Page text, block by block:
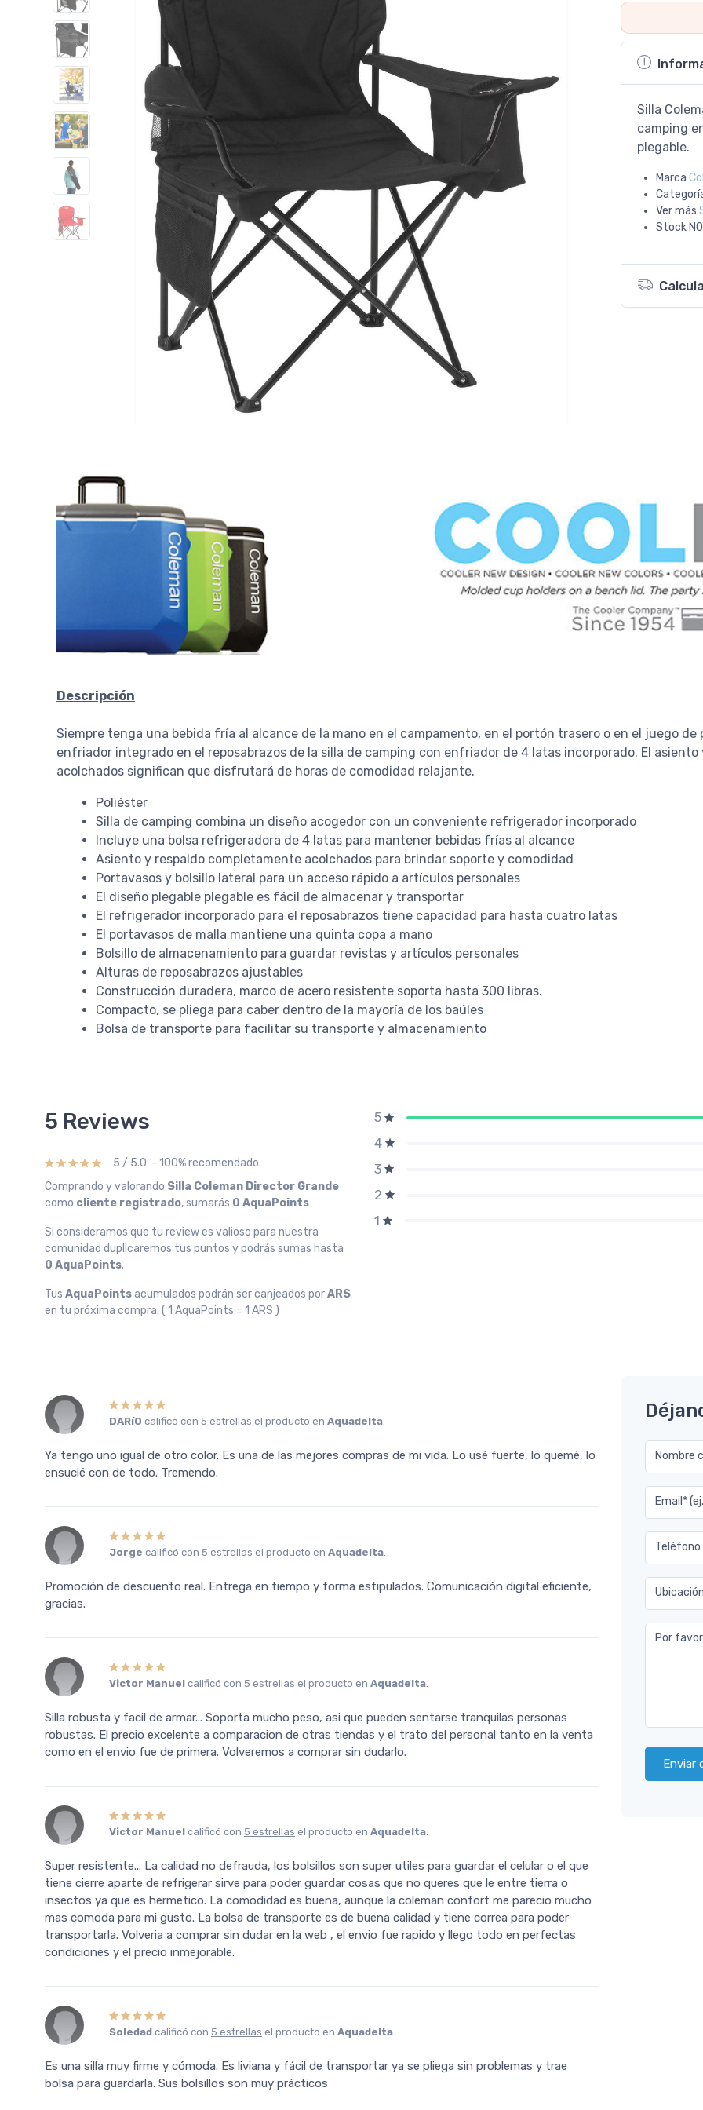
Silla
camping
plegable.
Marca
Ver más
Stock
Descripción
Siempre tenga una bebida fría al alcance de la mano en el campamento, en el portón trasero o en el juego de
enfriador integrado en el reposabrazos de la silla de camping con enfriador de 4 latas incorporado. El
acolchados significan que disfrutará de horas de comodidad relajante.
Poliéster
Silla de camping combina un diseño acogedor con un conveniente refrigerador incorporado
Incluye una bolsa refrigeradora de 4 latas para mantener bebidas frías al alcance
Asiento y respaldo completamente acolchados para brindar soporte y comodidad
Portavasos y bolsillo lateral para un acceso rápido a artículos personales
El diseño plegable plegable es fácil de almacenar y transportar
El refrigerador incorporado para el reposabrazos tiene capacidad para hasta cuatro latas
El portavasos de malla mantiene una quinta copa a mano
Bolsillo de almacenamiento para guardar revistas y artículos personales
Alturas de reposabrazos ajustables
Construcción duradera, marco de acero resistente soporta hasta 300 libras.
Compacto, se pliega para caber dentro de la mayoría de los baúles
Bolsa de transporte para facilitar su transporte y almacenamiento
5 Reviews
5 / 5.0 - 100% recomendado.
Comprando y valorando Silla Coleman Director Grande
como cliente registrado, sumarás 0 AquaPoints
Si consideramos que tu review es valioso para nuestra
comunidad duplicaremos tus puntos y podrás sumas hasta
0 AquaPoints.
Tus AquaPointsacumulados podrán ser canjeados porARS
en tu próxima compra. ( 1 AquaPoints = 1 ARS )
5
4
3
2
1
DARíO calificó con 5 estrellas el producto en Aquadelta
Ya tengo uno igual de otro color. Es una de las mejores compras de mi vida. Lo usé fuerte, lo quemé, lo
ensucié con de todo. Tremendo.
Jorge calificó con 5 estrellas el producto en Aquadelta
Promoción de descuento real. Entrega en tiempo y forma estipulados. Comunicación digital eficiente,
gracias.
Victor Manuel calificó con 5 estrellas el producto en Aquadelta
Silla robusta y facil de armar... Soporta mucho peso, asi que pueden sentarse tranquilas personas
robustas. El precio excelente a comparacion de otras tiendas y el trato del personal tanto en la venta
como en el envio fue de primera. Volveremos a comprar sin dudarlo.
Victor Manuel calificó con 5 estrellas el producto en Aquadelta
Super resistente... La calidad no defrauda, los bolsillos son super utiles para guardar el celular o el que
tiene cierre aparte de refrigerar sirve para poder guardar cosas que no queres que le entre tierra o
insectos ya que es hermetico. La comodidad es buena, aunque la coleman confort me parecio mucho
mas comoda para mi gusto. La bolsa de transporte es de buena calidad y tiene correa para poder
transportarla. Volveria a comprar sin dudar en la web , el envio fue rapido y llego todo en perfectas
condiciones y el precio inmejorable.
Soledad calificó con 5 estrellas el producto en Aquadelta
Es una silla muy firme y cómoda. Es liviana y fácil de transportar ya se pliega sin problemas y trae
bolsa para guardarla. Sus bolsillos son muy prácticos
Nombre
Email*
Teléfono
Por
Enviar